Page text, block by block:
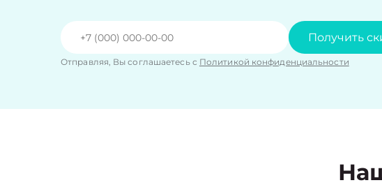
Получить
Отправляя, Вы соглашаетесь с Политикой конфиденциальности